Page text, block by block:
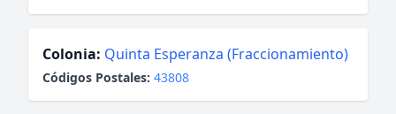
Colonia: Quinta Esperanza (Fraccionamiento)
Códigos Postales: 43808